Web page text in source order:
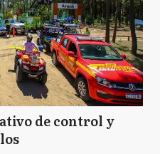
de control y